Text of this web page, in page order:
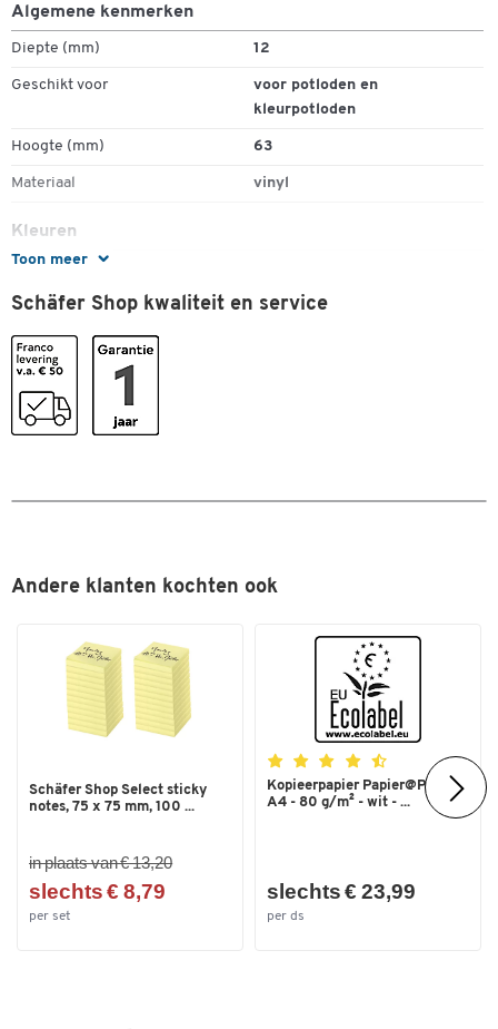
Toon meer
Algemene kenmerken
Diepte (mm) 12
Geschikt voor
voor potloden en
kleurpotloden
Hoogte (mm) 63
Materiaal vinyl
Kleuren
Kleur
Breedte (mm)
Schäfer Shop kwaliteit en service
Andere klanten kochten ook
Schäfer Shop Select sticky
notes, 75 x 75 mm, 100 ...
in plaats van € 13,20
slechts € 8,79
per set
Kopieerpapier Papier@Print -
A4 - 80 g/m² - wit - ...
slechts € 23,99
per ds